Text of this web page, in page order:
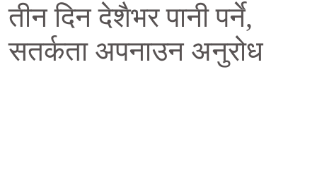
तीन दिन देशैभर पानी पर्ने,
सतर्कता अपनाउन अनुरोध